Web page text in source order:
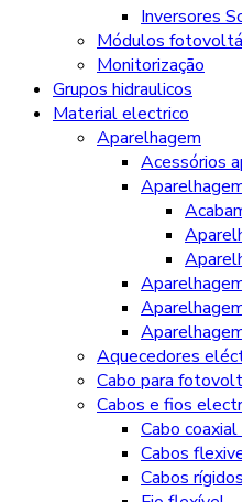
Inversores
Módulos
Monitorização
Grupos hidraulicos
Material electrico
Aparelhagem
Acessórios
Aquecedores
Cabo para
Cabos e fios
Cabo
Cabos
Cabos rígidos